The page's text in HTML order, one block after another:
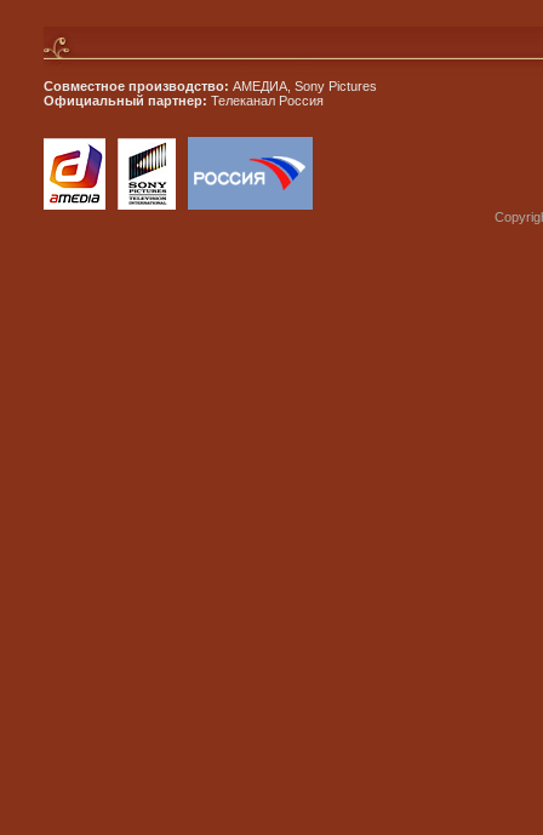
Совместное производство: АМЕДИА, Sony Pictures
Официальный партнер: Телеканал Россия